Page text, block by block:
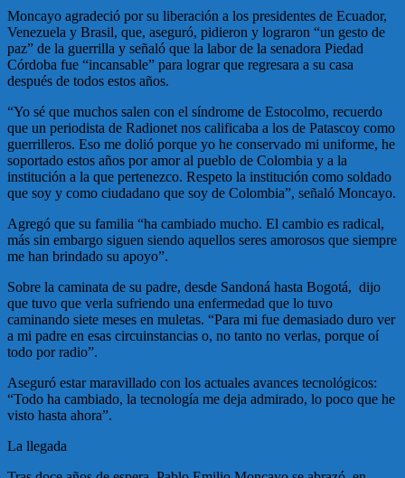
Moncayo agradeció por su liberación a los presidentes de Ecuador,
Venezuela y Brasil, que, aseguró, pidieron y lograron “un gesto de
paz” de la guerrilla y señaló que la labor de la senadora Piedad
Córdoba fue “incansable” para lograr que regresara a su casa
después de todos estos años.
“Yo sé que muchos salen con el síndrome de Estocolmo, recuerdo
que un periodista de Radionet nos calificaba a los de Patascoy como
guerrilleros. Eso me dolió porque yo he conservado mi uniforme, he
soportado estos años por amor al pueblo de Colombia y a la
institución a la que pertenezco. Respeto la institución como soldado
que soy y como ciudadano que soy de Colombia”, señaló Moncayo.
Agregó que su familia “ha cambiado mucho. El cambio es radical,
más sin embargo siguen siendo aquellos seres amorosos que siempre
me han brindado su apoyo”.
Sobre la caminata de su padre, desde Sandoná hasta Bogotá, dijo
que tuvo que verla sufriendo una enfermedad que lo tuvo
caminando siete meses en muletas. “Para mi fue demasiado duro ver
a mi padre en esas circuinstancias o, no tanto no verlas, porque oí
todo por radio”.
Aseguró estar maravillado con los actuales avances tecnológicos:
“Todo ha cambiado, la tecnología me deja admirado, lo poco que he
visto hasta ahora”.
La llegada